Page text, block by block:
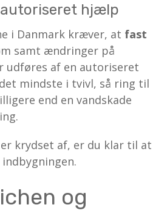
autoriseret hjælp
i Danmark kræver, at fast
samt ændringer på
udføres af en autoriseret
mindste i tvivl, så ring til
end en vandskade
krydset af, er du klar til at
og